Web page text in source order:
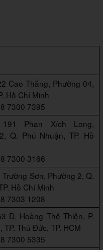
Cao Thắng, Phường 04,
Hồ Chí Minh
7300 7395
Phan Xích Long,
Q. Phú Nhuận, TP. Hồ
7300 3166
Sơn, Phường 2, Q.
Hồ Chí Minh
7303 1208
Đ. Hoàng Thế Thiện, P.
TP. Thủ Đức, TP. HCM
7300 5335